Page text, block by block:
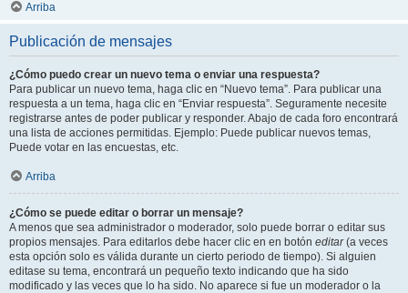
Arriba
Publicación de mensajes
¿Cómo puedo crear un nuevo tema o enviar una respuesta?
Para publicar un nuevo tema, haga clic en “Nuevo tema”. Para publicar una
respuesta a un tema, haga clic en “Enviar respuesta”. Seguramente necesite
registrarse antes de poder publicar y responder. Abajo de cada foro encontrará
una lista de acciones permitidas. Ejemplo: Puede publicar nuevos temas,
Puede votar en las encuestas, etc.
Arriba
¿Cómo se puede editar o borrar un mensaje?
A menos que sea administrador o moderador, solo puede borrar o editar sus
propios mensajes. Para editarlos debe hacer clic en en botón editar(a veces
esta opción solo es válida durante un cierto periodo de tiempo). Si alguien
editase su tema, encontrará un pequeño texto indicando que ha sido
modificado y las veces que lo ha sido. No aparece si fue un moderador o la